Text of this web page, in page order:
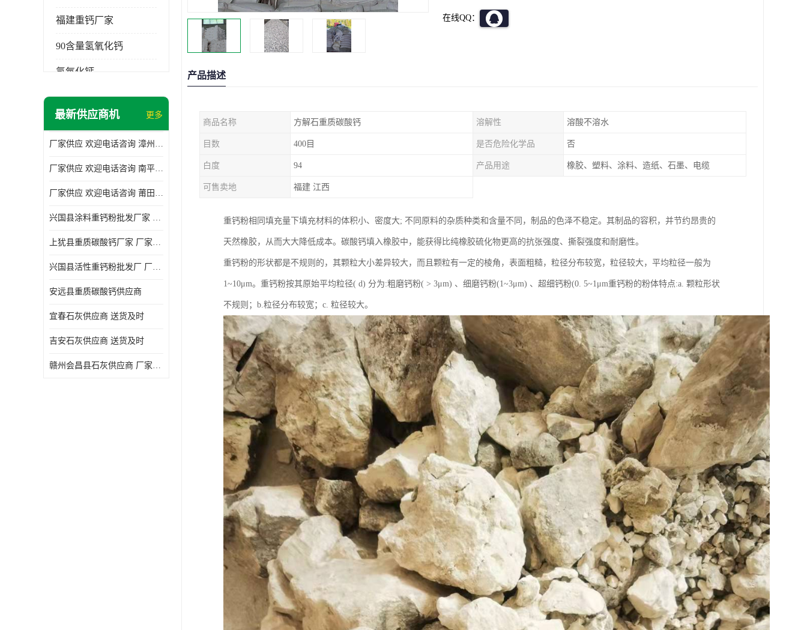
福建重钙厂家
90含量氢氧化钙
氢氧化钙
氧化钙
最新供应商机 更多
厂家供应 欢迎电话咨询 漳州活性重钙粉
厂家供应 欢迎电话咨询 南平活性重钙粉批发厂
厂家供应 欢迎电话咨询 莆田高白度重钙粉厂家
兴国县涂料重钙粉批发厂家 厂家供应 欢迎电话咨询
上犹县重质碳酸钙厂家 厂家供应 欢迎电话咨询
兴国县活性重钙粉批发厂 厂家供应 欢迎电话咨询
安远县重质碳酸钙供应商
宜春石灰供应商 送货及时
吉安石灰供应商 送货及时
赣州会昌县石灰供应商 厂家供应
在线QQ：
产品描述
商品名称 方解石重质碳酸钙 溶解性 溶酸不溶水
目数 400目 是否危险化学品 否
白度 94 产品用途 橡胶、塑料、涂料、造纸、石墨、电缆
可售卖地 福建 江西
重钙粉相同填充量下填充材料的体积小、密度大; 不同原料的杂质种类和含量不同，制品的色泽不稳定。其制品的容积，并节约昂贵的
天然橡胶，从而大大降低成本。碳酸钙填入橡胶中，能获得比纯橡胶硫化物更高的抗张强度、撕裂强度和耐磨性。
重钙粉的形状都是不规则的，其颗粒大小差异较大，而且颗粒有一定的棱角，表面粗糙，粒径分布较宽，粒径较大，平均粒径一般为
1~10μm。重钙粉按其原始平均粒径( d) 分为:粗磨钙粉( > 3μm) 、细磨钙粉(1~3μm) 、超细钙粉(0. 5~1μm重钙粉的粉体特点:a. 颗粒形状
不规则；b.粒径分布较宽；c. 粒径较大。